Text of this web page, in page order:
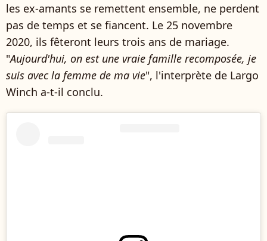
les ex-amants se remettent ensemble, ne perdent
pas de temps et se fiancent. Le 25 novembre
2020, ils fêteront leurs trois ans de mariage.
"Aujourd'hui, on est une vraie famille recomposée, je
suis avec la femme de ma vie", l'interprète de Largo
Winch a-t-il conclu.